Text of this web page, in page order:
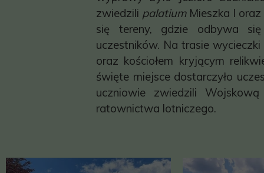
zwiedzili palatiumMieszka I oraz
się tereny, gdzie odbywa się
uczestników. Na trasie
oraz kościołem kryjącym
święte miejsce dostarczyło
uczniowie zwiedzili
ratownictwa lotniczego.